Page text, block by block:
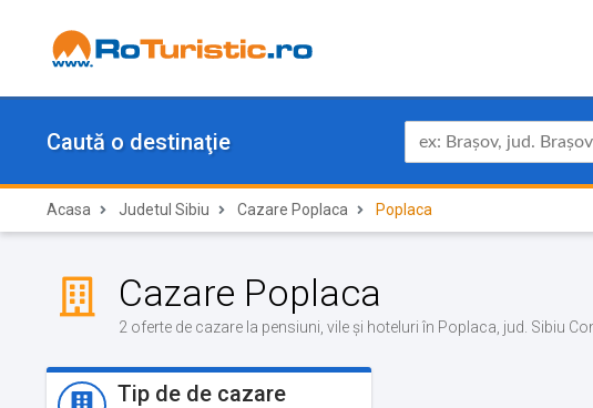
Caută o destinaţie
Acasa Judetul Sibiu Cazare Poplaca Poplaca
Cazare Poplaca
2 oferte de cazare la pensiuni, vile și hoteluri în Poplaca, jud. Sibiu
Tip de de cazare